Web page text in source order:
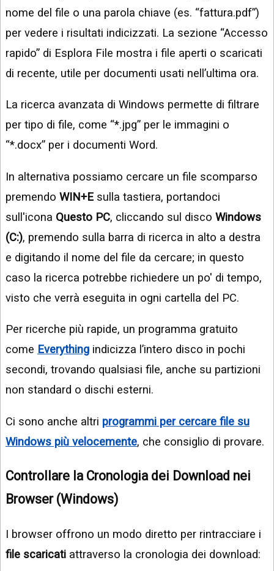
nome del file o una parola chiave (es. “fattura.pdf”)
per vedere i risultati indicizzati. La sezione “Accesso
rapido” di Esplora File mostra i file aperti o scaricati
di recente, utile per documenti usati nell’ultima ora.
La ricerca avanzata di Windows permette di filtrare
per tipo di file, come “*.jpg” per le immagini o
“*.docx” per i documenti Word.
In alternativa possiamo cercare un file scomparso
premendo WIN+E sulla tastiera, portandoci
sull'icona Questo PC, cliccando sul disco Windows
(C:), premendo sulla barra di ricerca in alto a destra
e digitando il nome del file da cercare; in questo
caso la ricerca potrebbe richiedere un po' di tempo,
visto che verrà eseguita in ogni cartella del PC.
Per ricerche più rapide, un programma gratuito
come Everything indicizza l’intero disco in pochi
secondi, trovando qualsiasi file, anche su partizioni
non standard o dischi esterni.
Ci sono anche altri programmi per cercare file su
Windows più velocemente, che consiglio di provare.
Controllare la Cronologia dei Download nei
Browser (Windows)
I browser offrono un modo diretto per rintracciare i
file scaricati attraverso la cronologia dei download: